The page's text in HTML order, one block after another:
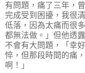
有問題，痛了三年，
完成受到困擾，我很
低落，因為太痛而很
都無法做。」但他透
不會有大問題，「幸
悴，但那段時間的痛
啊！」